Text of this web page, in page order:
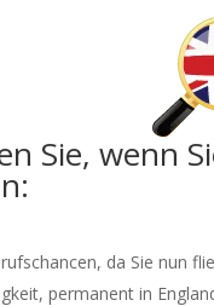
Sie, wenn
da Sie nun
permanent in